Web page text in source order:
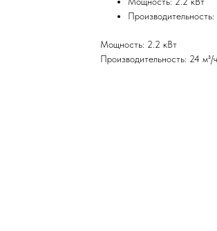
Мощность: 2.2 кВт
Производительность: 24 м³/ч